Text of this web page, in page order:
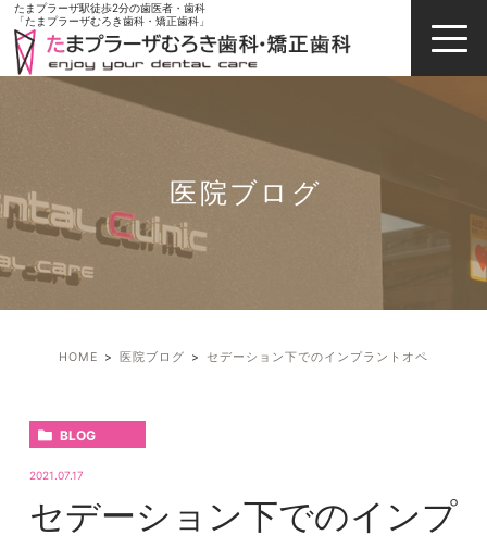
たまプラーザ駅徒歩2分の歯医者・歯科
「たまプラーザむろき歯科・矯正歯科」
医院ブログ
HOME 医院ブログ セデーション下でのインプラントオペ
BLOG
2021.07.17
セデーション下でのインプ